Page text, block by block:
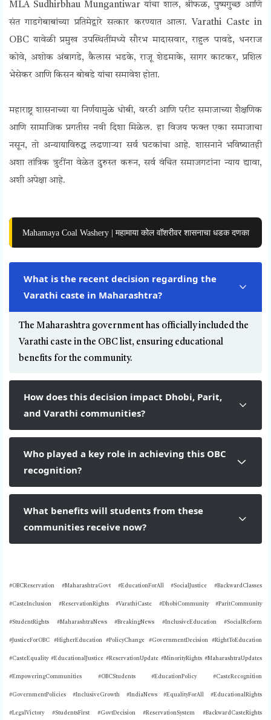
MLA Sudhirbhau Mungantiwar यांचा शाल, श्रीफळ, पुष्पगुच्छ आणि
संत गाडगेबाबांच्या प्रतिमेद्वारे सत्कार करण्यात आला. Varathi Caste in
OBC यावेळी प्रमुख उपस्थितींमध्येसौरभ मादासवार, राहुल पावडे, धनराज
कोवे, अशोक अंबागडे, कैलास भडके, राजू शेडमाके, सागर काटकर, प्रशिल
भेसेकर आणि किसन बोबडे यांचा समावेश होता.
महाराष्ट्र शासनाच्या या निर्णयामुळे धोबी, वरठी आणि परीट समाजाच्या शैक्षणिक
आणि सामाजिक प्रगतीस नवी दिशा मिळेल. हा विजय फक्त एका समाजाचा
नसून, तो अन्यायाविरुद्ध लढणाऱ्या सर्व घटकांचा आहे. शासनाने भविष्यातही
अशा तांत्रिक त्रुटींना वेळेत दुरुस्त करून, सर्व वंचित समाजगटांना न्याय द्यावा,
अशी अपेक्षा आहे.
Mahamaya Coal Washery | महामाया कोल वॉशरीवर शासनाचा धडक दणका
What is the recent decision regarding the
Varathi caste in Maharashtra?
The Maharashtra government has officially included the
Varathi caste in the OBC list, ensuring educational
benefits for the community.
How does this decision impact Dhobi, Parit,
and Varathi communities?
Who played a key role in achieving this OBC
recognition?
What benefits will students from these
communities receive now?
#OBCReservation #MaharashtraGovt #EducationForAll #SocialJustice #BackwardClasses
#CasteInclusion #ReservationRights #VarathiCaste #DhobiCommunity #ParitCommunity
#StudentRights #MaharashtraNews #BreakingNews #InclusiveEducation #SocialReform
#JusticeForOBC #HigherEducation #PolicyChange #GovernmentDecision #RightToEducation
#CasteEquality #EducationalJustice #ReservationUpdate #MinorityRights #MaharashtraUpdates
#EmpoweringCommunities #OBCStudents #EducationPolicy #CasteRecognition
#GovernmentPolicies #InclusiveGrowth #IndiaNews #EqualityForAll #EducationalRights
#LegalVictory #StudentsFirst #GovtDecision #ReservationSystem #BackwardCasteRights